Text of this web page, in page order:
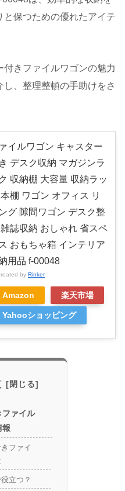
保つための優れたアイテ
きファイルワゴンの魅力
、整理整頓の手助けをさ
イルワゴン キャスター
デスク収納 マガジンラ
収納棚 大容量 収納ラッ
棚 ワゴン オフィス リ
グ 隙間ワゴン デスク整
誌収納 おしゃれ 省スペ
おもちゃ箱 インテリア
用品 f-00048
by Rinker
Amazon 楽天市場
Yahooショッピング
ファイル
報
ファイ
立つ？